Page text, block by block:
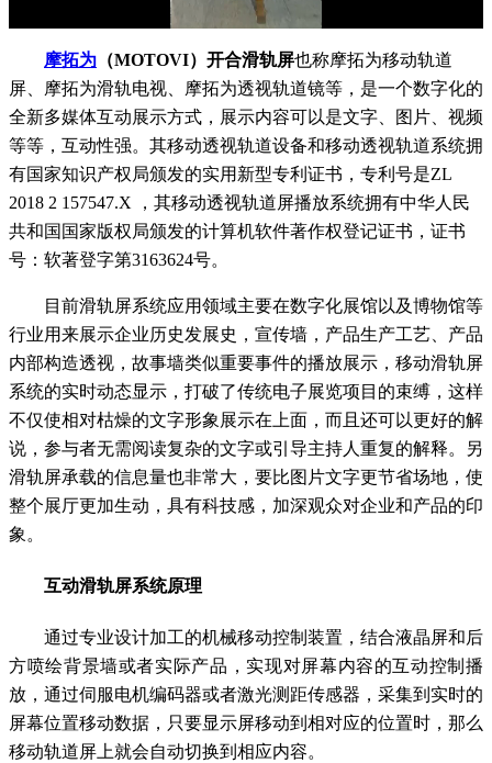
摩拓为 （MOTOVI）开合滑轨屏也称摩拓为移动轨道
屏、摩拓为滑轨电视、摩拓为透视轨道镜等，是一个数字化的
全新多媒体互动展示方式，展示内容可以是文字、图片、视频
等等，互动性强。其移动透视轨道设备和移动透视轨道系统拥
有国家知识产权局颁发的实用新型专利证书，专利号是ZL
2018 2 157547.X ，其移动透视轨道屏播放系统拥有中华人民
共和国国家版权局颁发的计算机软件著作权登记证书，证书
号：软著登字第3163624号。
目前滑轨屏系统应用领域主要在数字化展馆以及博物馆等
行业用来展示企业历史发展史，宣传墙，产品生产工艺、产品
内部构造透视，故事墙类似重要事件的播放展示，移动滑轨屏
系统的实时动态显示，打破了传统电子展览项目的束缚，这样
不仅使相对枯燥的文字形象展示在上面，而且还可以更好的解
说，参与者无需阅读复杂的文字或引导主持人重复的解释。另
滑轨屏承载的信息量也非常大，要比图片文字更节省场地，使
整个展厅更加生动，具有科技感，加深观众对企业和产品的印
象。
互动滑轨屏系统原理
通过专业设计加工的机械移动控制装置，结合液晶屏和后
方喷绘背景墙或者实际产品，实现对屏幕内容的互动控制播
放，通过伺服电机编码器或者激光测距传感器，采集到实时的
屏幕位置移动数据，只要显示屏移动到相对应的位置时，那么
移动轨道屏上就会自动切换到相应内容。